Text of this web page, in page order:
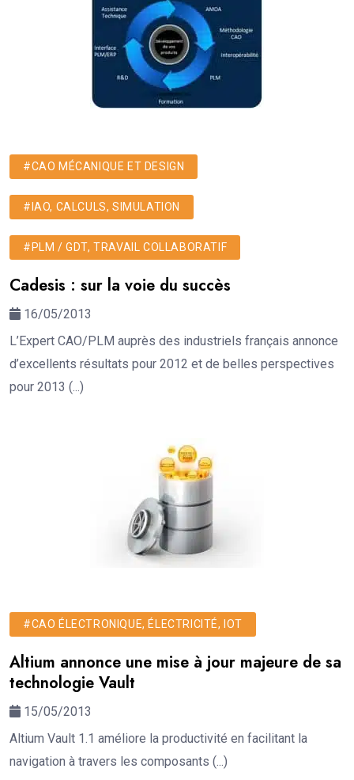
#CAO MÉCANIQUE ET DESIGN
#IAO, CALCULS, SIMULATION
#PLM / GDT, TRAVAIL COLLABORATIF
Cadesis : sur la voie du succès
16/05/2013
L’Expert CAO/PLM auprès des industriels français annonce
d’excellents résultats pour 2012 et de belles perspectives
pour 2013 (...)
#CAO ÉLECTRONIQUE, ÉLECTRICITÉ, IOT
Altium annonce une mise à jour majeure de sa
technologie Vault
15/05/2013
Altium Vault 1.1 améliore la productivité en facilitant la
navigation à travers les composants (...)